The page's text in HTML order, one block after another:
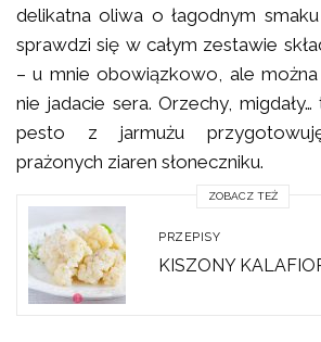
delikatna oliwa o łagodnym
sprawdzi się w całym zestawie
– u mnie obowiązkowo, ale
nie jadacie sera. Orzechy,
pesto z jarmużu
prażonych ziaren słoneczniku.
ZOBACZ TEŻ
PRZEPISY
KISZONY